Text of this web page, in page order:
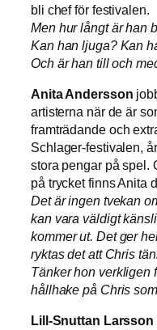
bli chef för festivalen.
Men hur långt är han
Kan han ljuga? Kan
Och är han till och
Anita Andersson
artisterna när de är
framträdande och
Schlager-festivalen,
stora pengar på spel.
på trycket finns Anita
Det är ingen tvekan
kan vara väldigt
kommer ut. Det ger
ryktas det att Chris
Tänker hon verkligen
hållhake på Chris
Lill-Snuttan Larsson